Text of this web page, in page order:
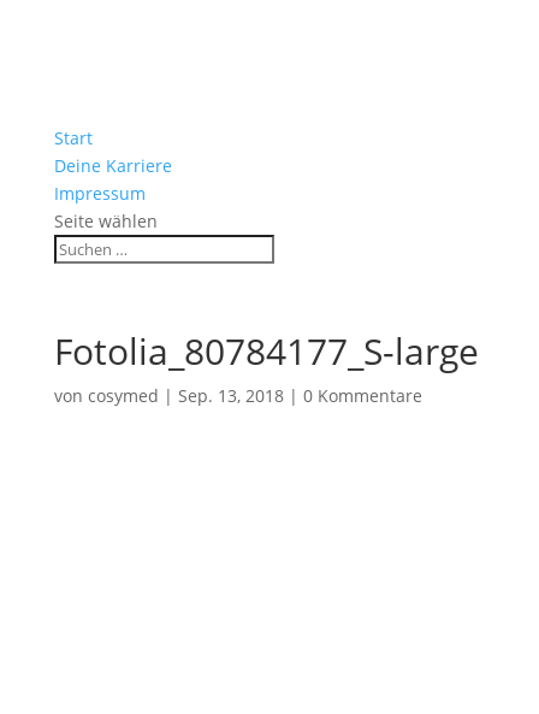
Start
Deine Karriere
Impressum
Seite wählen
Fotolia_80784177_S-large
von cosymed | Sep. 13, 2018| 0 Kommentare